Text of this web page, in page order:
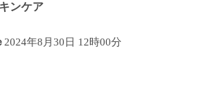
ンケア
2024年8月30日 12時00分